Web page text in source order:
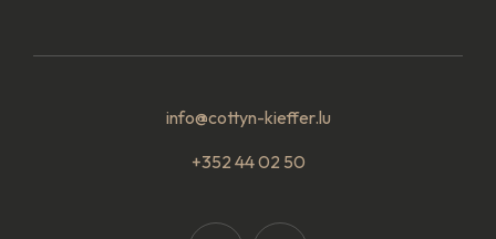
info@cottyn-kieffer.lu
+352 44 02 50